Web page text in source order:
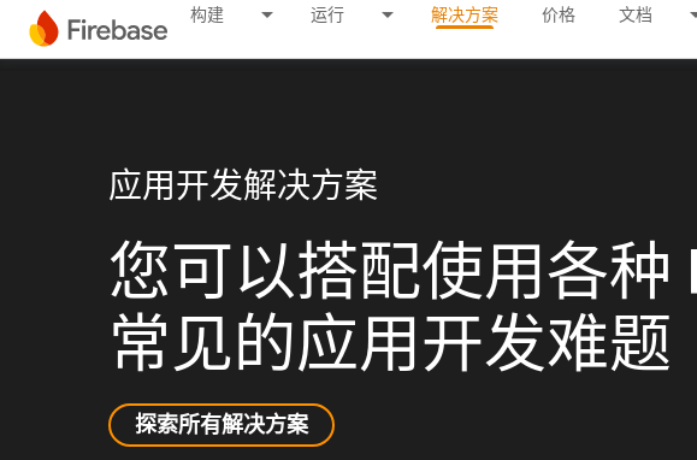
构建 运行 解决方案 价格 文档
应用开发解决方案
您可以搭配使用各
常见的应用开发难题
探索所有解决方案